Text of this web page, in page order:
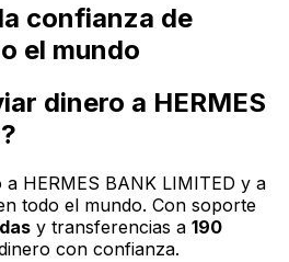
confianza de
el mundo
dinero a HERMES
HERMES BANK LIMITED y a
todo el mundo. Con soporte
y transferencias a 190
con confianza.